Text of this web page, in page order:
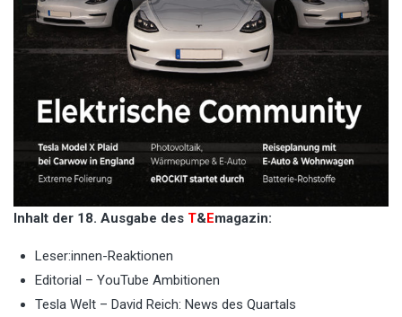
Inhalt der 18. Ausgabe des T&Emagazin:
Leser:innen-Reaktionen
Editorial – YouTube Ambitionen
Tesla Welt – David Reich: News des Quartals